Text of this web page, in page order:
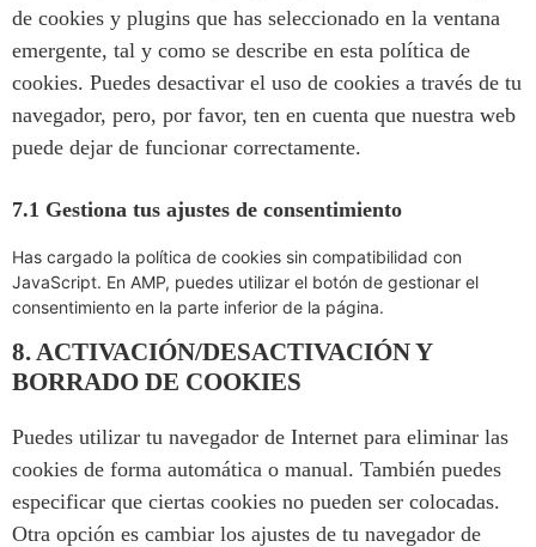
de cookies y plugins que has seleccionado en la ventana
emergente, tal y como se describe en esta política de
cookies. Puedes desactivar el uso de cookies a través de tu
navegador, pero, por favor, ten en cuenta que nuestra web
puede dejar de funcionar correctamente.
7.1 Gestiona tus ajustes de consentimiento
Has cargado la política de cookies sin compatibilidad con
JavaScript. En AMP, puedes utilizar el botón de gestionar el
consentimiento en la parte inferior de la página.
8. ACTIVACIÓN/DESACTIVACIÓN Y
BORRADO DE COOKIES
Puedes utilizar tu navegador de Internet para eliminar las
cookies de forma automática o manual. También puedes
especificar que ciertas cookies no pueden ser colocadas.
Otra opción es cambiar los ajustes de tu navegador de